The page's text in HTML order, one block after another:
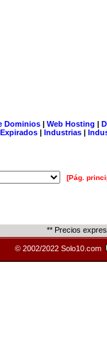
Dominios| Web Hosting |
| Industrias |
[Pág.
** Precios
© 2002/2022 Solo10.com